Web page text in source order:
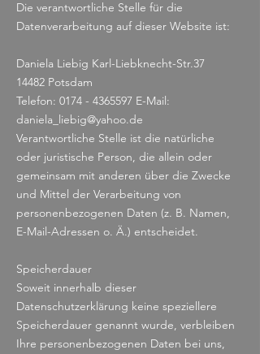
Die verantwortliche Stelle für die
Datenverarbeitung auf dieser Website ist:
Daniela Liebig Karl-Liebknecht-Str.37
14482 Potsdam
Telefon: 0174 - 4365597 E-Mail:
daniela_liebig@yahoo.de
Verantwortliche Stelle ist die natürliche
oder juristische Person, die allein oder
gemeinsam mit anderen über die Zwecke
und Mittel der Verarbeitung von
personenbezogenen Daten (z. B. Namen,
E-Mail-Adressen o. Ä.) entscheidet.
Speicherdauer
Soweit innerhalb dieser
Datenschutzerklärung keine speziellere
Speicherdauer genannt wurde, verbleiben
Ihre personenbezogenen Daten bei uns,